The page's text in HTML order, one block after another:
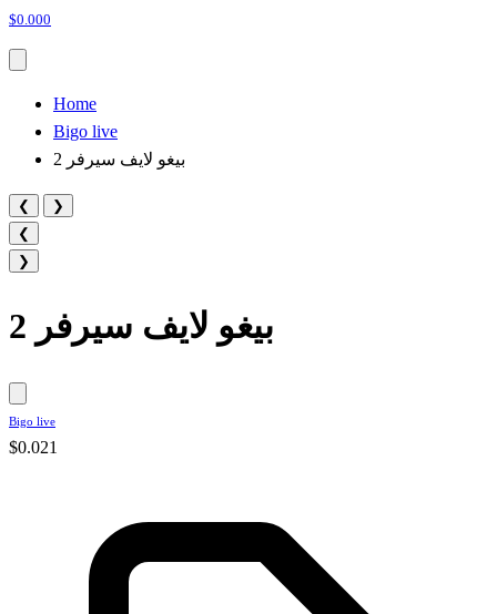
$0.000
Home
Bigo live
بيغو لايف سيرفر 2
❮
❯
❮
❯
بيغو لايف سيرفر 2
Bigo live
$0.021